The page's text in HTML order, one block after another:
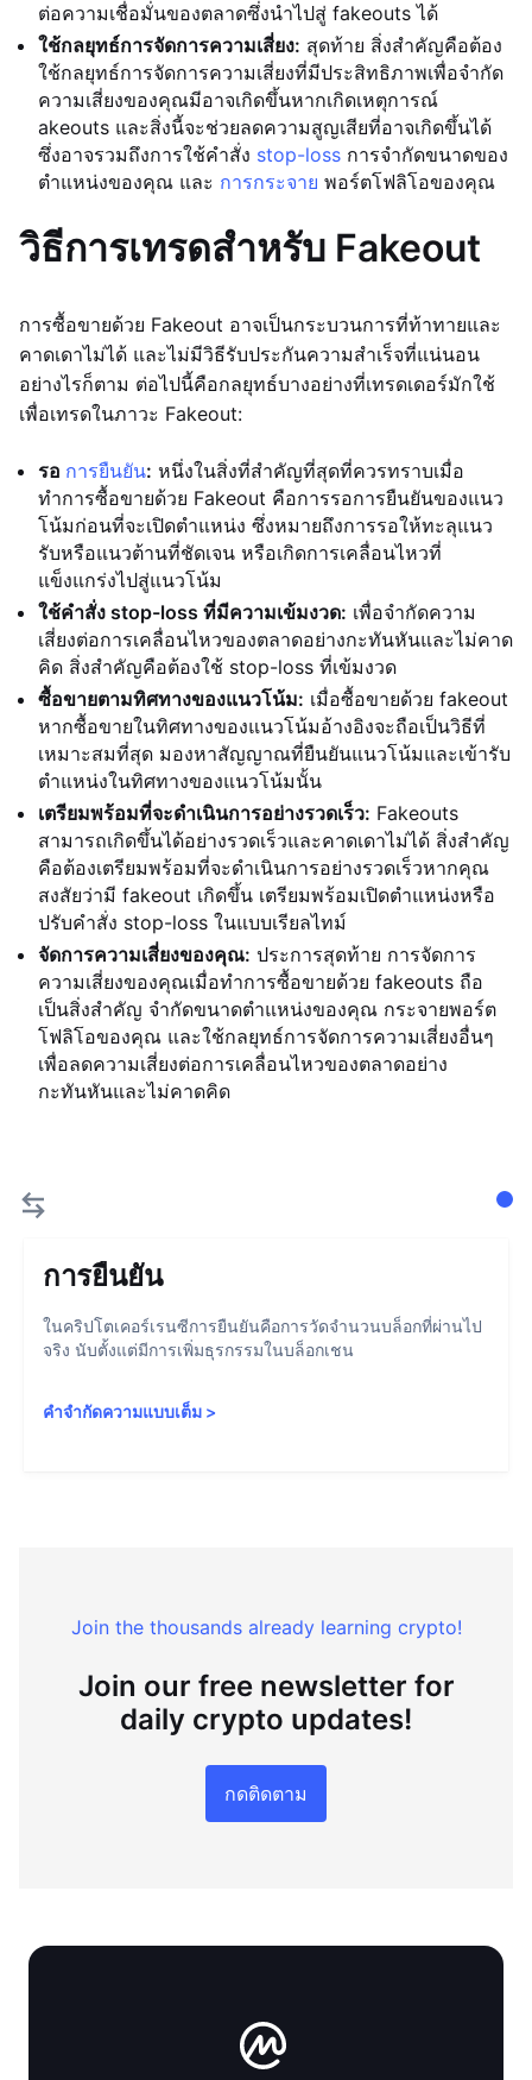
ต่อความเชื่อมั่นของตลาดซึ่งนำไปสู่ fakeouts ได้
ใช้กลยุทธ์การจัดการความเสี่ยง: สุดท้าย สิ่งสำคัญคือต้อง
ใช้กลยุทธ์การจัดการความเสี่ยงที่มีประสิทธิภาพเพื่อจำกัด
ความเสี่ยงของคุณมีอาจเกิดขึ้นหากเกิดเหตุการณ์
akeouts และสิ่งนี้จะช่วยลดความสูญเสียที่อาจเกิดขึ้นได้
ซึ่งอาจรวมถึงการใช้คำสั่ง stop-loss การจำกัดขนาดของ
ตำแหน่งของคุณ และ การกระจาย พอร์ตโฟลิโอของคุณ
วิธีการเทรดสำหรับ Fakeout
การซื้อขายด้วย Fakeout อาจเป็นกระบวนการที่ท้าทายและ
คาดเดาไม่ได้ และไม่มีวิธีรับประกันความสำเร็จที่แน่นอน
อย่างไรก็ตาม ต่อไปนี้คือกลยุทธ์บางอย่างที่เทรดเดอร์มักใช้
เพื่อเทรดในภาวะ Fakeout:
รอ การยืนยัน: หนึ่งในสิ่งที่สำคัญที่สุดที่ควรทราบเมื่อ
ทำการซื้อขายด้วย Fakeout คือการรอการยืนยันของแนว
โน้มก่อนที่จะเปิดตำแหน่ง ซึ่งหมายถึงการรอให้ทะลุแนว
รับหรือแนวต้านที่ชัดเจน หรือเกิดการเคลื่อนไหวที่
แข็งแกร่งไปสู่แนวโน้ม
ใช้คำสั่ง stop-loss ที่มีความเข้มงวด: เพื่อจำกัดความ
เสี่ยงต่อการเคลื่อนไหวของตลาดอย่างกะทันหันและไม่คาด
คิด สิ่งสำคัญคือต้องใช้ stop-loss ที่เข้มงวด
ซื้อขายตามทิศทางของแนวโน้ม: เมื่อซื้อขายด้วย fakeout
หากซื้อขายในทิศทางของแนวโน้มอ้างอิงจะถือเป็นวิธีที่
เหมาะสมที่สุด มองหาสัญญาณที่ยืนยันแนวโน้มและเข้ารับ
ตำแหน่งในทิศทางของแนวโน้มนั้น
เตรียมพร้อมที่จะดำเนินการอย่างรวดเร็ว: Fakeouts
สามารถเกิดขึ้นได้อย่างรวดเร็วและคาดเดาไม่ได้ สิ่งสำคัญ
คือต้องเตรียมพร้อมที่จะดำเนินการอย่างรวดเร็วหากคุณ
สงสัยว่ามี fakeout เกิดขึ้น เตรียมพร้อมเปิดตำแหน่งหรือ
ปรับคำสั่ง stop-loss ในแบบเรียลไทม์
จัดการความเสี่ยงของคุณ: ประการสุดท้าย การจัดการ
ความเสี่ยงของคุณเมื่อทำการซื้อขายด้วย fakeouts ถือ
เป็นสิ่งสำคัญ จำกัดขนาดตำแหน่งของคุณ กระจายพอร์ต
โฟลิโอของคุณ และใช้กลยุทธ์การจัดการความเสี่ยงอื่นๆ
เพื่อลดความเสี่ยงต่อการเคลื่อนไหวของตลาดอย่าง
กะทันหันและไม่คาดคิด
การยืนยัน
ในคริปโตเคอร์เรนซีการยืนยันคือการวัดจำนวนบล็อกที่ผ่านไป
จริง นับตั้งแต่มีการเพิ่มธุรกรรมในบล็อกเชน
คำจำกัดความแบบเต็ม >
Join the thousands already learning crypto!
Join our free newsletter for
daily crypto updates!
กดติดตาม